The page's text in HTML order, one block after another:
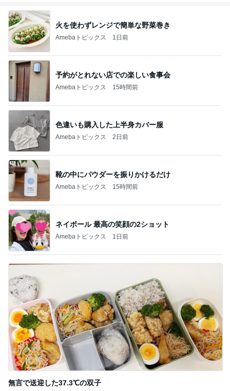
火を使わずレンジで簡単な野菜巻き
Amebaトピックス 1日前
予約がとれない店での楽しい食事会
Amebaトピックス 15時間前
色違いも購入した上半身カバー服
Amebaトピックス 2日前
靴の中にパウダーを振りかけるだけ
Amebaトピックス 15時間前
ネイボール 最高の笑顔の2ショット
Amebaトピックス 1日前
無言で送迎した37.3℃の双子